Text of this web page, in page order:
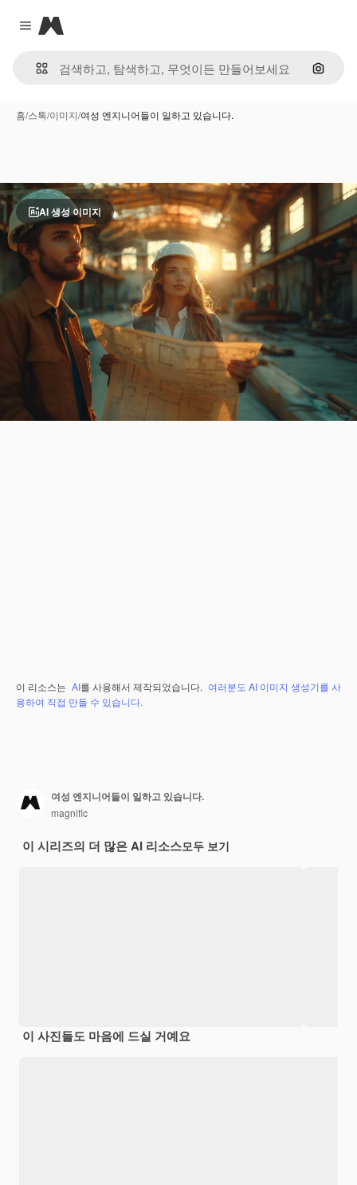
Close menu
Magnific
이미지
홈/스톡/이미지/여성 엔지니어들이 일하고 있습니다.
AI 생성 이미지
이 리소스는 AI를 사용해서 제작되었습니다. 여러분도 AI 이미지 생성기를 사
용하여 직접 만들 수 있습니다.
여성 엔지니어들이 일하고 있습니다.
magnific
이 시리즈의 더 많은 AI 리소스모두 보기
이 사진들도 마음에 드실 거예요